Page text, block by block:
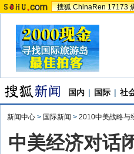
搜狐 ChinaRen 17173
国内 | 国际 | 社
新闻中心 > 国际新闻 > 2010中美战略与
中美经济对话